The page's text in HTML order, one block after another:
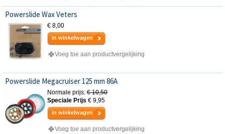
Powerslide Wax Veters
€ 8,00
in winkelwagen
Voeg toe aan productvergelijking
Powerslide Megacruiser 125 mm 86A
Normale prijs: € 10,50
Speciale Prijs € 9,95
in winkelwagen
Voeg toe aan productvergelijking